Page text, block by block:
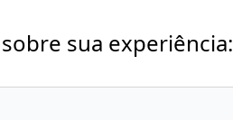
sua experiência: